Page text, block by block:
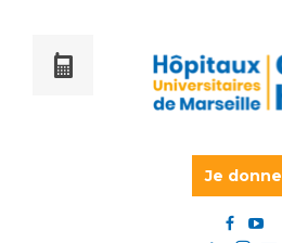
Je donne